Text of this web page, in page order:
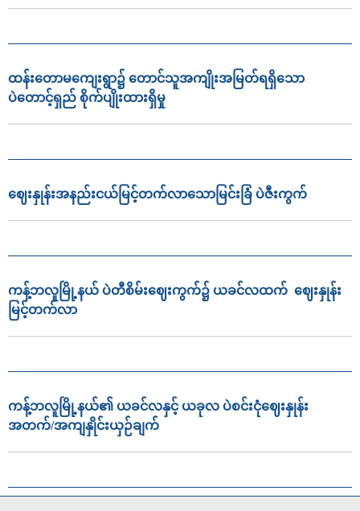
ထန်းတောမကျေးရွာ၌ တောင်သူအကျိုးအမြတ်ရရှိသော
ပဲတောင့်ရှည် စိုက်ပျိုးထားရှိမှု
ဈေးနှုန်းအနည်းငယ်မြင့်တက်လာသောမြင်းခြံ ပဲဇီးကွက်
ကန့်ဘလူမြို့နယ် ပဲတီစိမ်းဈေးကွက်၌ ယခင်လထက် ဈေးနှုန်း
မြင့်တက်လာ
ကန့်ဘလူမြို့နယ်၏ ယခင်လနှင့် ယခုလ ပဲစင်းငုံဈေးနှုန်း
အတက်/အကျနှိုင်းယှဉ်ချက်